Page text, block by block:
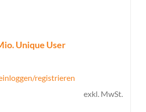
Unique User
registrieren
exkl. MwSt.